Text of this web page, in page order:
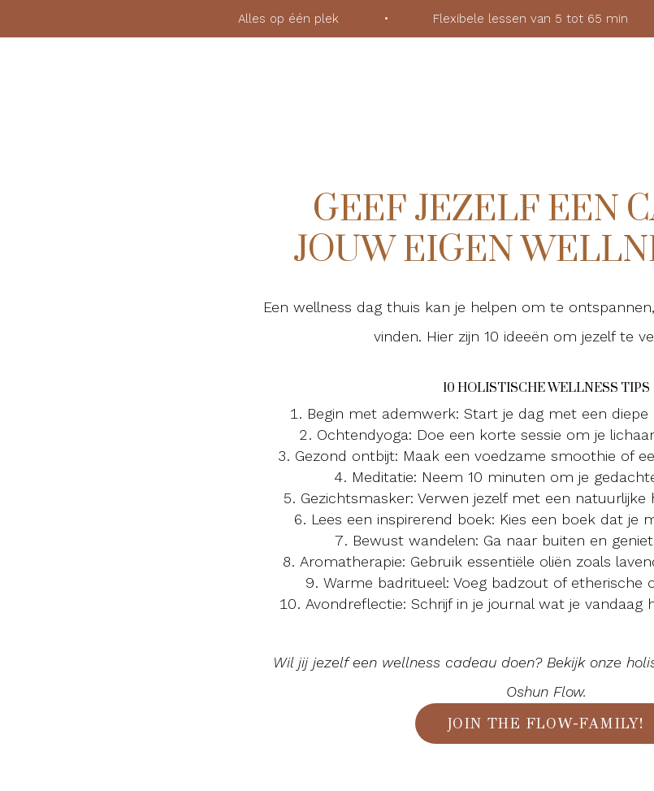
Alles op één plek • Flexibele lessen van 5 tot 65
GEEF JEZELF EEN
JOUW EIGEN
Een wellness dag thuis kan je helpen om te
vinden. Hier zijn 10 ideeën om jezelf te
10 HOLISTISCHE WELLNESS TIPS
Begin met ademwerk: Start je dag met een diepe
Ochtendyoga: Doe een korte sessie om je
Gezond ontbijt: Maak een voedzame smoothie of
Meditatie: Neem 10 minuten om je
Gezichtsmasker: Verwen jezelf met een natuurlijke
Lees een inspirerend boek: Kies een boek dat je
Bewust wandelen: Ga naar buiten en
Aromatherapie: Gebruik essentiële oliën zoals
Warme badritueel: Voeg badzout of etherische
Avondreflectie: Schrijf in je journal wat je vandaag
Wil jij jezelf een wellness cadeau doen? Bekijk onze
Oshun Flow.
JOIN THE FLOW-FAMILY!